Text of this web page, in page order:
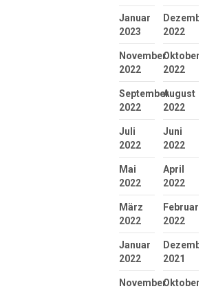
Januar
2023
2022
November
2022
Oktober
2022
September
2022
August
2022
Juli
2022
Juni
2022
Mai
2022
April
2022
März
2022
Februar
2022
Januar
2022
2021
NovemberOktober